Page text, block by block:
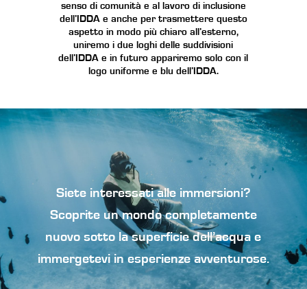
senso di comunità e al lavoro di inclusione
dell’IDDA e anche per trasmettere questo
aspetto in modo più chiaro all’esterno,
uniremo i due loghi delle suddivisioni
dell’IDDA e in futuro appariremo solo con il
logo uniforme e blu dell’IDDA.
Siete interessati alle immersioni?
Scoprite un mondo completamente
nuovo sotto la superficie dell’acqua e
immergetevi in esperienze avventurose.